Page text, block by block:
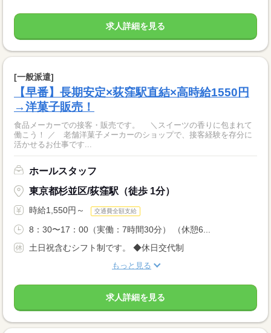
求人詳細を見る
[一般派遣]
【早番】長期安定×荻窪駅直結×高時給1550円
→洋菓子販売！
食品メーカーでの接客・販売です。 ＼スイーツの香りに包まれて
働こう！ ／ 老舗洋菓子メーカーのショップで、接客経験を存分に
活かせるお仕事です...
ホールスタッフ
東京都杉並区/荻窪駅（徒歩 1分）
時給1,550円～ 交通費全額支給
8：30〜17：00（実働：7時間30分） （休憩6...
土日祝含むシフト制です。 ◆休日交代制
もっと見る
求人詳細を見る